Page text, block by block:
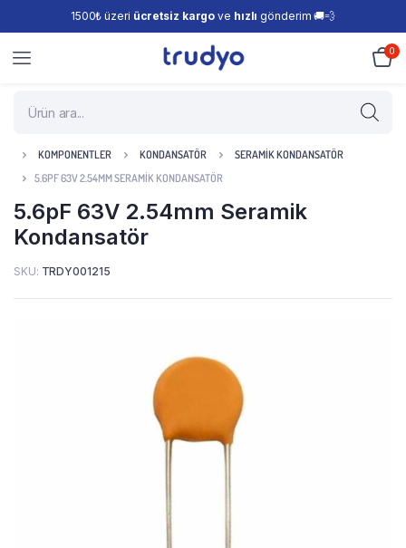
1500₺ üzeri ücretsiz kargo ve hızlı gönderim 🚚💨
0
KOMPONENTLER KONDANSATÖR
SERAMIK KONDANSATÖR
5.6PF 63V 2.54MM SERAMIK KONDANSATÖR
5.6pF 63V 2.54mm Seramik
Kondansatör
SKU: TRDY001215